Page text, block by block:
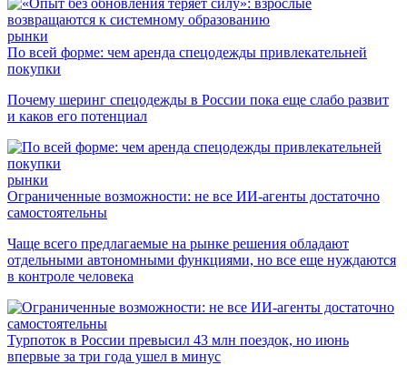
рынки
По всей форме: чем аренда спецодежды привлекательней
покупки
Почему шеринг спецодежды в России пока еще слабо развит
и каков его потенциал
рынки
Ограниченные возможности: не все ИИ-агенты достаточно
самостоятельны
Чаще всего предлагаемые на рынке решения обладают
отдельными автономными функциями, но все еще нуждаются
в контроле человека
Турпоток в России превысил 43 млн поездок, но июнь
впервые за три года ушел в минус